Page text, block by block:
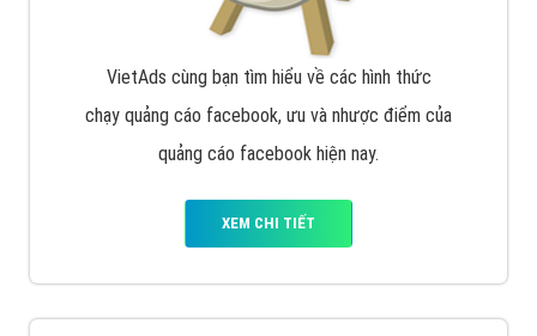
VietAds cùng bạn tìm hiểu về các hình thức
chạy quảng cáo facebook, ưu và nhược điểm của
quảng cáo facebook hiện nay.
XEM CHI TIẾT